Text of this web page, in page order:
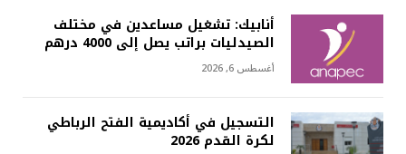
أنابيك: تشغيل مساعدين في مختلف
الصيدليات براتب يصل إلى 4000 درهم
أغسطس 6, 2026
التسجيل في أكاديمية الفتح الرباطي
لكرة القدم 2026